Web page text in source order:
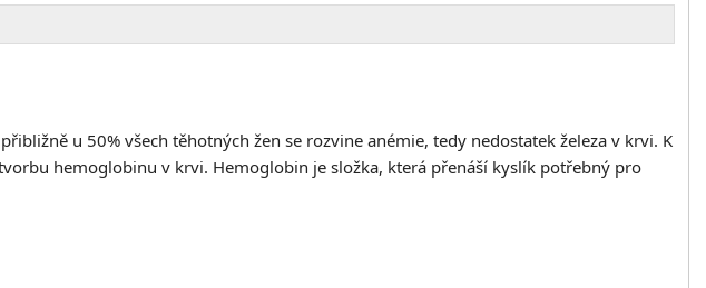
u 50% všech těhotných žen se rozvine anémie, tedy nedostatek železa v krvi. K
hemoglobinu v krvi. Hemoglobin je složka, která přenáší kyslík potřebný pro